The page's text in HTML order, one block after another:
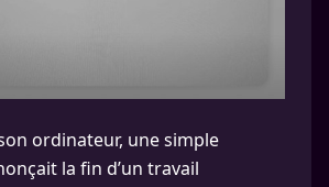
ordinateur, une simple
la fin d’un travail